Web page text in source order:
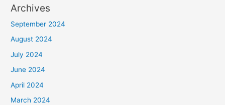
Archives
September 2024
August 2024
July 2024
June 2024
April 2024
March 2024